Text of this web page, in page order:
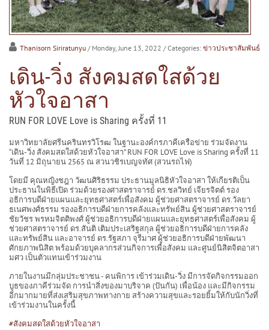
Thanisorn Siriratunyu / Monday, June 13, 2022 / Categories: ข่าวประชาสัมพันธ์
เดิน-วิ่ง สังคมสดใสด้วย
หัวใจอาสา
RUN FOR LOVE Love is Sharing ครั้งที่ 11
มหาวิทยาลัยศรีนครินทรวิโรฒ ในฐานะองค์กรภาคีเครือข่าย ร่วมจัดงาน
“เดิน-วิ่ง สังคมสดใสด้วยหัวใจอาสา” RUN FOR LOVE Love is Sharing ครั้งที่ 11
วันที่ 12 มิถุนายน 2565 ณ สวนวชิรเบญจทัศ (สวนรถไฟ)
โดยมี คุณหญิงชฎา วัฒนศิริธรรม ประธานมูลนิธิหัวใจอาสา ให้เกียรติเป็น
ประธานในพิธีเปิด ร่วมด้วยรองศาสตราจารย์ ดร.ชลวิทย์ เจียรจิตต์ รอง
อธิการบดีฝ่ายแผนและยุทธศาสตร์เพื่อสังคม ผู้ช่วยศาสตราจารย์ ดร.วัลยา
ธเนศพงศ์ธรรม รองอธิการบดีฝ่ายการคลังและทรัพย์สิน ผู้ช่วยศาสตราจารย์
ชัยวัชร พรหมจิตติพงศ์ ผู้ช่วยอธิการบดีฝ่ายแผนและยุทธศาสตร์เพื่อสังคม ผู้
ช่วยศาสตราจารย์ ดร.สันติ เติมประเสริฐสกุล ผู้ช่วยอธิการบดีฝ่ายการคลัง
และทรัพย์สิน และอาจารย์ ดร.รัฐสภา จุรีมาศ ผู้ช่วยอธิการบดีฝ่ายพัฒนา
ศักยภาพนิสิต พร้อมด้วยบุคลากรส่วนกิจการเพื่อสังคม และศูนย์นิสิตจิตอาสา
มศว เป็นตัวแทนเข้าร่วมงาน
ภายในงานมีกลุ่มประชาชน - คนพิการ เข้าร่วมเดิน-วิ่ง มีการจัดกิจกรรมออก
บูธของภาคีร่วมจัด การนำสิ่งของมาบริจาค (ปันกัน) เพื่อน้อง และมีกิจกรรม
อีกมากมายที่ส่งเสริมสุขภาพทางกาย สร้างความสุขและรอยยิ้มให้กับนักวิ่งที่
เข้าร่วมงานในครั้งนี้
#สังคมสดใสด้วยหัวใจอาสา